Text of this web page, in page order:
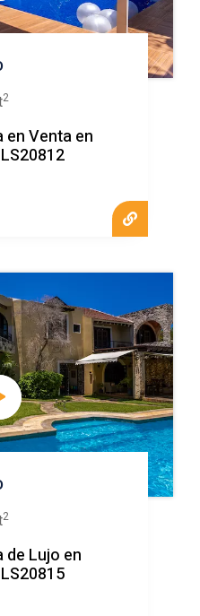
2
Venta en
2
de Lujo en